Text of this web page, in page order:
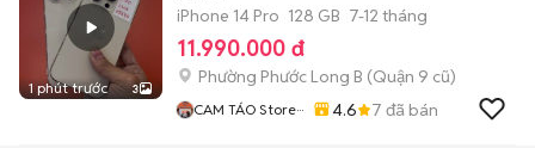
1 phút trước 3
iPhone 14 Pro 128 GB 7-12 tháng
11.990.000 đ
Phường Phước Long B (Quận 9 cũ)
CAM TÁO Store··· 4.6 7 đã bán